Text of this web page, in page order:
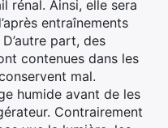
rénal. Ainsi, elle sera
entraînements
part, des
contenues dans les
mal.
humide avant de les
Contrairement